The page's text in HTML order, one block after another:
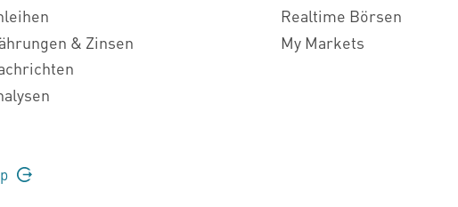
& Zinsen
Realtime Börsen
My Markets